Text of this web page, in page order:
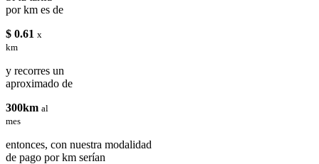
por km es de
$ 0.61 x
km
y recorres un
aproximado de
300km al
mes
entonces, con nuestra modalidad
de pago por km serían